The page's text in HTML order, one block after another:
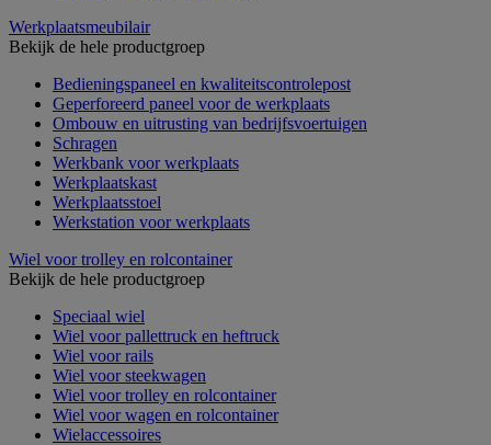
Werkplaatsmeubilair
Bekijk de hele productgroep
Bedieningspaneel en kwaliteitscontrolepost
Geperforeerd paneel voor de werkplaats
Ombouw en uitrusting van bedrijfsvoertuigen
Schragen
Werkbank voor werkplaats
Werkplaatskast
Werkplaatsstoel
Werkstation voor werkplaats
Wiel voor trolley en rolcontainer
Bekijk de hele productgroep
Speciaal wiel
Wiel voor pallettruck en heftruck
Wiel voor rails
Wiel voor steekwagen
Wiel voor trolley en rolcontainer
Wiel voor wagen en rolcontainer
Wielaccessoires